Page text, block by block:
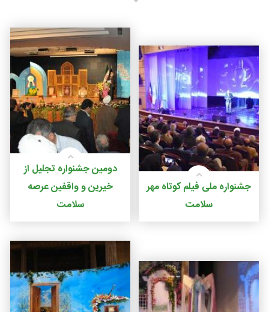
جشنواره ملی فیلم کوتاه مهر
سلامت
دومین جشنواره تجلیل از
خیرین و واقفین عرصه
سلامت